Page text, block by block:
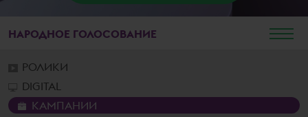
НАРОДНОЕ ГОЛОСОВАНИЕ
РОЛИКИ
DIGITAL
КАМПАНИИ